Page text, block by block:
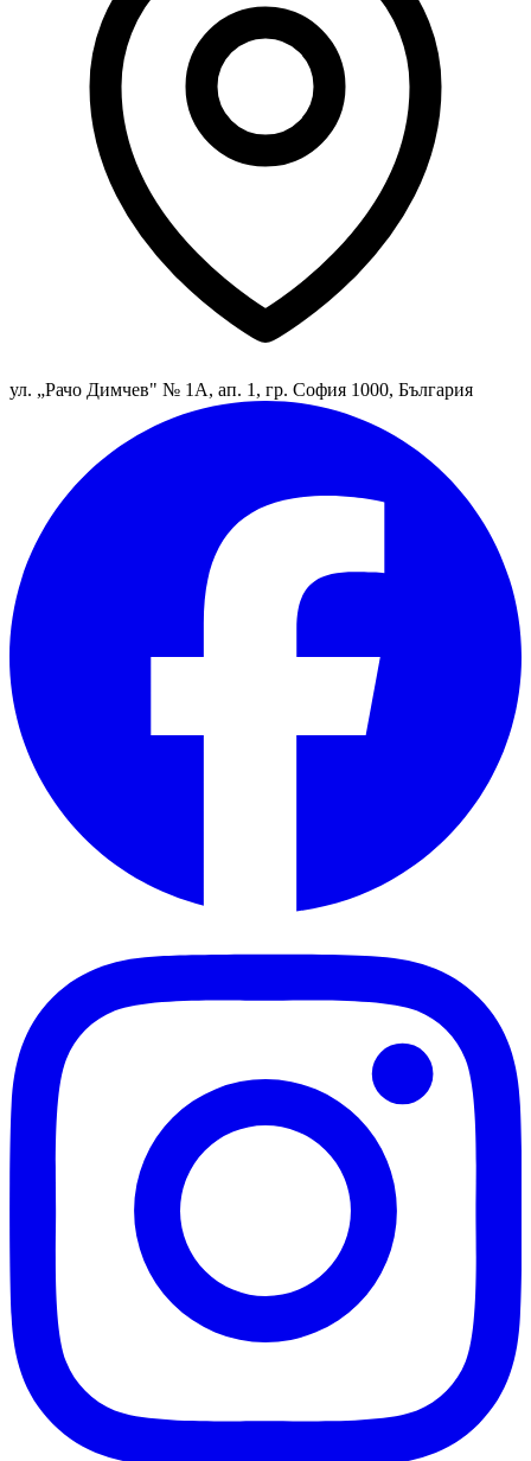
ул. „Рачо Димчев" № 1А, ап. 1, гр. София 1000, България